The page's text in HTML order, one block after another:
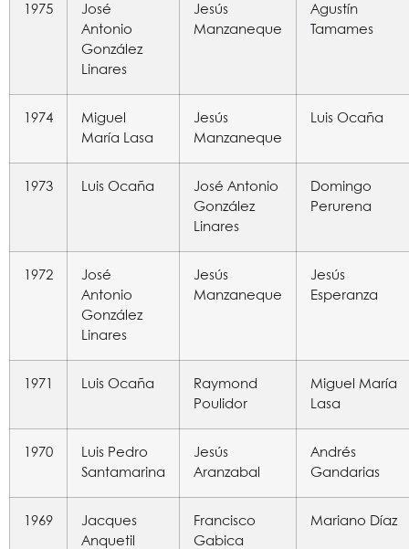
1975
José
Antonio
González
Linares
Jesús
Manzaneque
Agustín
Tamames
1974
Miguel
María Lasa
Jesús
Manzaneque
Luis Ocaña
1973 Luis Ocaña
José Antonio
González
Linares
Domingo
Perurena
1972
José
Antonio
González
Linares
Jesús
Manzaneque
Jesús
Esperanza
1971 Luis Ocaña
Raymond
Poulidor
Miguel María
Lasa
1970
Luis Pedro
Santamarina
Jesús
Aranzabal
Andrés
Gandarias
1969
Jacques
Anquetil
Francisco
Gabica
Mariano Díaz